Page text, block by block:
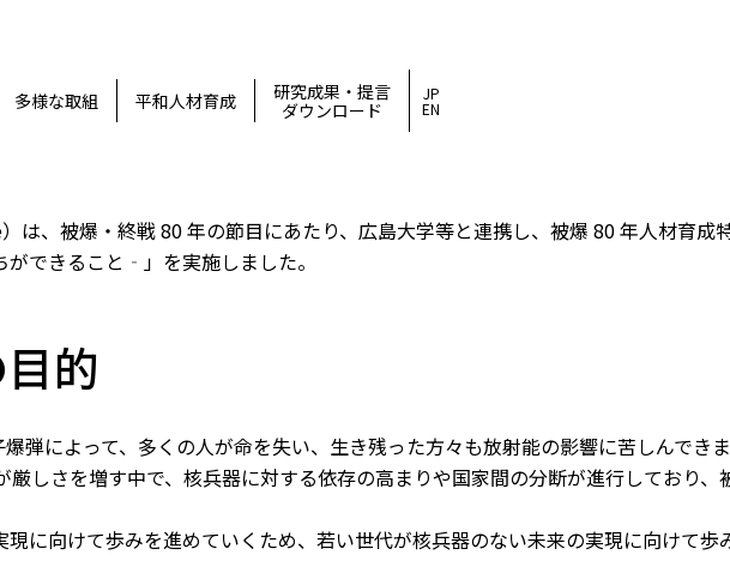
多様な取組 平和人材育成
研究成果・提言
ダウンロード
JP
EN
は、被爆・終戦 80 年の節目にあたり、広島大学等と連携し、被爆 80 年人材育成
できること‐」を実施しました。​
的
弾によって、多くの人が命を失い、生き残った方々も放射能の影響に苦しんできま
しさを増す中で、核兵器に対する依存の高まりや国家間の分断が進行しており、
に向けて歩みを進めていくため、若い世代が核兵器のない未来の実現に向けて歩